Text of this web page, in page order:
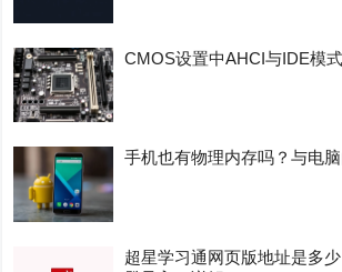
CMOS设置中AHCI与IDE模
手机也有物理内存吗？与电
超星学习通网页版地址是多